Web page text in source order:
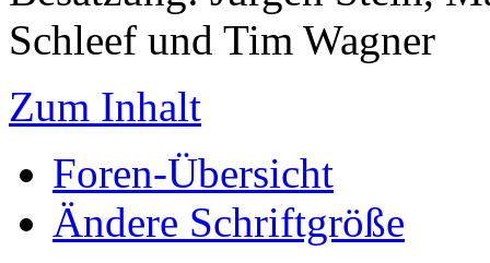
Schleef und Tim Wagner
Zum Inhalt
Foren-Übersicht
Ändere Schriftgröße